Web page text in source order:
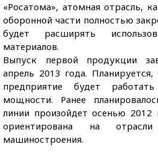
«Росатома», атомная отрасль,
оборонной части полностью
будет расширять
материалов.
Выпуск первой продукции
апрель 2013 года.
предприятие будет
мощности. Ранее
линии произойдет осенью 2012
ориентирована на
машиностроения.